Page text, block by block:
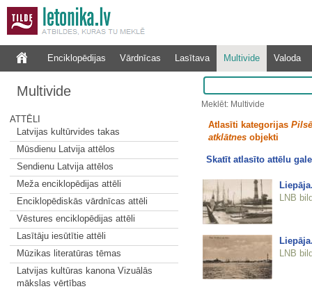
Enciklopēdijas Vārdnīcas Lasītava Multivide Valoda
Multivide
ATTĒLI
Latvijas kultūrvides takas
Mūsdienu Latvija attēlos
Sendienu Latvija attēlos
Meža enciklopēdijas attēli
Enciklopēdiskās vārdnīcas attēli
Vēstures enciklopēdijas attēli
Lasītāju iesūtītie attēli
Mūzikas literatūras tēmas
Latvijas kultūras kanona Vizuālās
mākslas vērtības
Meklēt: Multivide
Atlasīti kategorijas
atklātnesobjekti
Skatīt atlasīto attēlu
LNB
LNB